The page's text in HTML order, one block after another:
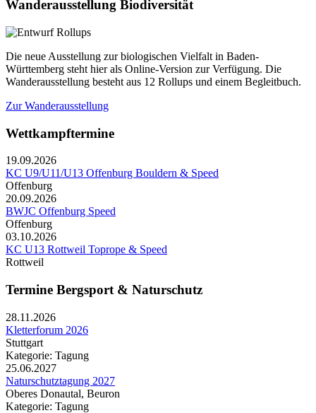
Wanderausstellung Biodiversität
Die neue Ausstellung zur biologischen Vielfalt in Baden-
Württemberg steht hier als Online-Version zur Verfügung. Die
Wanderausstellung besteht aus 12 Rollups und einem Begleitbuch.
Zur Wanderausstellung
Wettkampftermine
19.09.2026
KC U9/U11/U13 Offenburg Bouldern & Speed
Offenburg
20.09.2026
BWJC Offenburg Speed
Offenburg
03.10.2026
KC U13 Rottweil Toprope & Speed
Rottweil
Termine Bergsport & Naturschutz
28.11.2026
Kletterforum 2026
Stuttgart
Kategorie: Tagung
25.06.2027
Naturschutztagung 2027
Oberes Donautal, Beuron
Kategorie: Tagung